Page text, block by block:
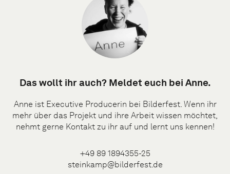
Das wollt ihr auch? Meldet euch bei Anne.
Anne ist Executive Producerin bei Bilderfest. Wenn ihr
mehr über das Projekt und ihre Arbeit wissen möchtet,
nehmt gerne Kontakt zu ihr auf und lernt uns kennen!
+49 89 1894355-25
steinkamp@bilderfest.de